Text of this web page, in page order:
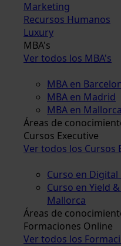
Marketing
Recursos Humanos
Luxury
MBA's
Ver todos los MBA's
MBA en
MBA en Madrid
MBA en Mallorca
Áreas de
Cursos Executive
Ver todos los Cursos
Curso en
Curso en Yield
Mallorca
Áreas de
Formaciones Online
Ver todos los